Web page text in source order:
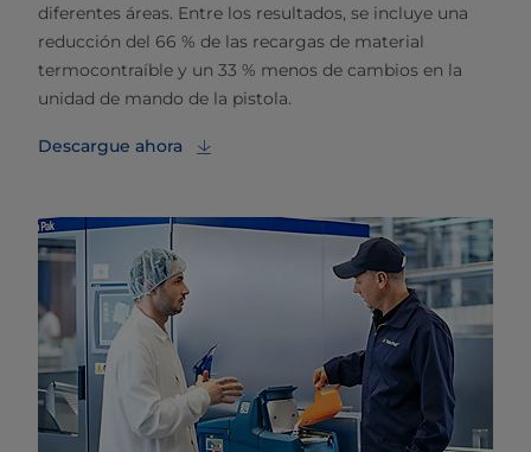
diferentes áreas. Entre los resultados, se incluye una
reducción del 66 % de las recargas de material
termocontraíble y un 33 % menos de cambios en la
unidad de mando de la pistola.
Descargue ahora